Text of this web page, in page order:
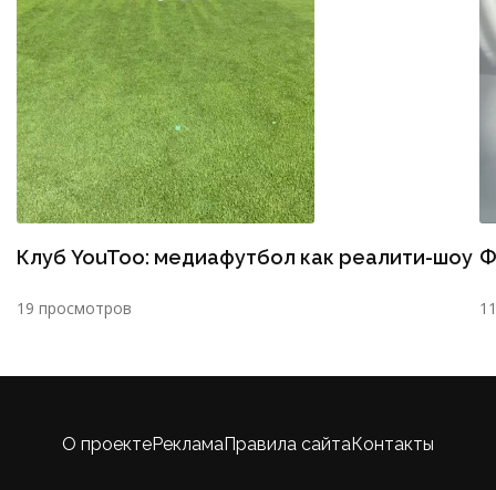
Клуб YouToo: медиафутбол как реалити-шоу
19 просмотров
О проектеРекламаПравила сайтаКонтакты